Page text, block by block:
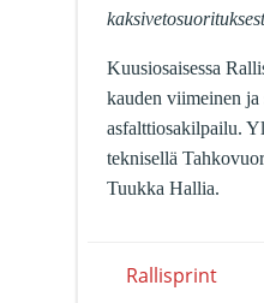
Kuusiosaisessa
kauden viimeinen
asfalttiosakilpailu.
teknisellä
Tuukka Hallia.
Rallisprint